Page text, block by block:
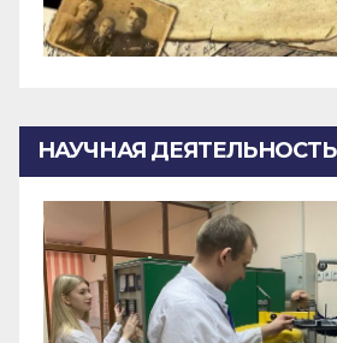
НАУЧНАЯ ДЕЯТЕЛЬНОСТЬ